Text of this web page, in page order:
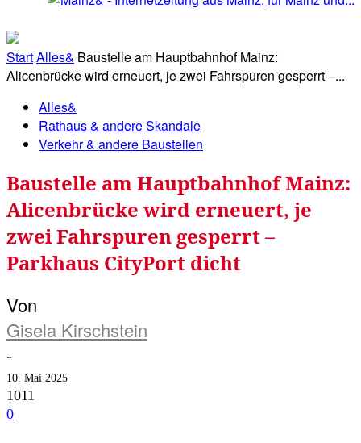
StartAlles& Baustelle am Hauptbahnhof Mainz:
Alicenbrücke wird erneuert, je zwei Fahrspuren gesperrt –...
Alles&
Rathaus & andere Skandale
Verkehr & andere Baustellen
Baustelle am Hauptbahnhof Mainz:
Alicenbrücke wird erneuert, je
zwei Fahrspuren gesperrt –
Parkhaus CityPort dicht
Von
Gisela Kirschstein
-
10. Mai 2025
1011
0